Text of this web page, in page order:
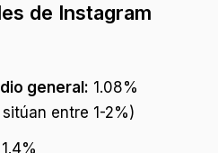
de Instagram
general: 1.08%
entre 1-2%)
1.4%